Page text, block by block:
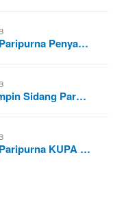
Penya…
Sidang Par…
KUPA …